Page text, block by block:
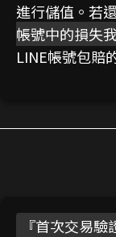
進行儲值。若
帳號中的損失
LINE帳號包賠
『首次交易驗